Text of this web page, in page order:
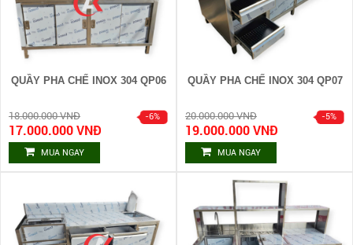
QUẦY PHA CHẾ INOX 304 QP06
18.000.000 VNĐ
17.000.000 VNĐ
MUA NGAY
QUẦY PHA CHẾ INOX 304 QP07
20.000.000 VNĐ
19.000.000 VNĐ
MUA NGAY